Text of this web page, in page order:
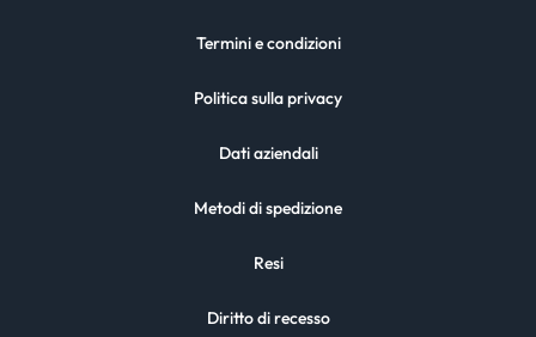
Termini e condizioni
Politica sulla privacy
Dati aziendali
Metodi di spedizione
Resi
Diritto di recesso